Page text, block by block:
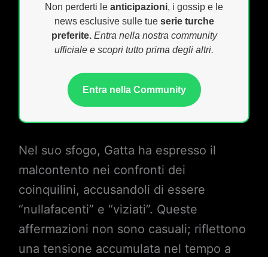
Non perderti le anticipazioni, i gossip e le
news esclusive sulle tue serie turche
preferite. Entra nella nostra community
ufficiale e scopri tutto prima degli altri.
Entra nella Community
Nel suo sfogo, Gatta ha espresso il
malcontento nei confronti dei
coinquilini, accusandoli di essere
“nullafacenti” e “viziati”. Queste
affermazioni non sono casuali; riflettono
una tensione accumulata nel tempo a